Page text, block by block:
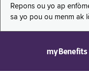
Repons ou yo ap
sa yo pou ou menm ak
myBenefits